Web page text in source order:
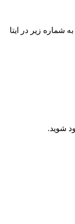
شماره زیر در ایتا
شوید.